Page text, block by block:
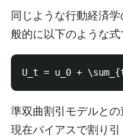
同じような行動経済
般的に以下のような式
準双曲割引モデルと
現在バイアスで割り引